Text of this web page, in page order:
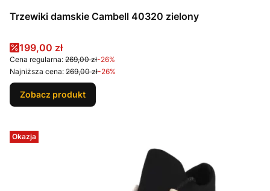
Trzewiki damskie Cambell 40320 zielony
Cena promocyjna
199,00 zł
Cena regularna: 269,00 zł-26%
Najniższa cena: 269,00 zł-26%
Zobacz produkt
Okazja